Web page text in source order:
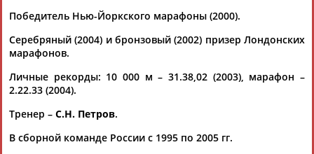
Победитель Нью-Йоркского марафоны (2000).
Серебряный (2004) и бронзовый (2002) призер Лондонских
марафонов.
Личные рекорды: 10 000 м – 31.38,02 (2003), марафон –
2.22.33 (2004).
Тренер – С.Н. Петров.
В сборной команде России с 1995 по 2005 гг.